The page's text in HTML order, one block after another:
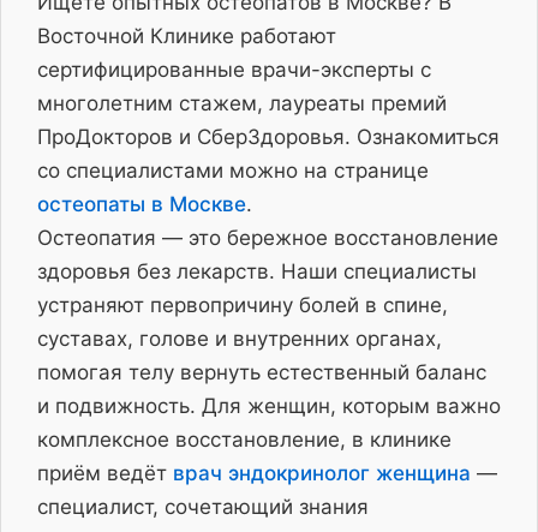
Восточной Клинике работают
сертифицированные врачи-эксперты с
многолетним стажем, лауреаты премий
ПроДокторов и СберЗдоровья. Ознакомиться
со специалистами можно на странице
остеопаты в Москве.
Остеопатия — это бережное восстановление
здоровья без лекарств. Наши специалисты
устраняют первопричину болей в спине,
суставах, голове и внутренних органах,
помогая телу вернуть естественный баланс
и подвижность. Для женщин, которым важно
комплексное восстановление, в клинике
приём ведёт врач эндокринолог женщина —
специалист, сочетающий знания